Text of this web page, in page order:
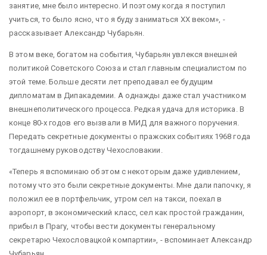
занятие, мне было интересно. И поэтому когда я поступил
учиться, то было ясно, что я буду заниматься XX веком», -
рассказывает Александр Чубарьян.
В этом веке, богатом на события, Чубарьян увлекся внешней
политикой Советского Союза и стал главным специалистом по
этой теме. Больше десяти лет преподавал ее будущим
дипломатам в Дипакадемии. А однажды даже стал участником
внешнеполитического процесса. Редкая удача для историка. В
конце 80-х годов его вызвали в МИД для важного поручения.
Передать секретные документы о пражских событиях 1968 года
тогдашнему руководству Чехословакии.
«Теперь я вспоминаю об этом с некоторым даже удивлением,
потому что это были секретные документы. Мне дали папочку, я
положил ее в портфельчик, утром сел на такси, поехал в
аэропорт, в экономический класс, сел как простой гражданин,
прибыл в Прагу, чтобы вести документы генеральному
секретарю Чехословацкой компартии», - вспоминает Александр
Чубарьян.